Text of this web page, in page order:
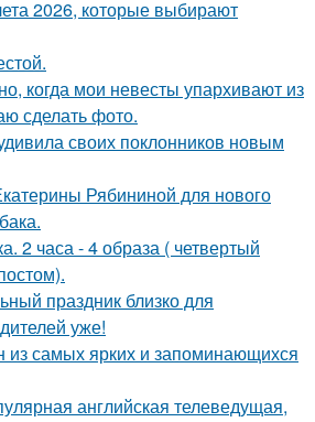
2026, которые выбирают
когда мои невесты упархивают из
сделать фото.
своих поклонников новым
Рябининой для нового
2 часа - 4 образа ( четвертый
праздник близко для
уже!
из самых ярких и запоминающихся
английская телеведущая,